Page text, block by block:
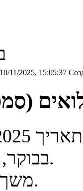
11/2025, 15:05:37
בבוקר, רבין 508 (קומה 5).
משך הבחינה שעה וחצי.